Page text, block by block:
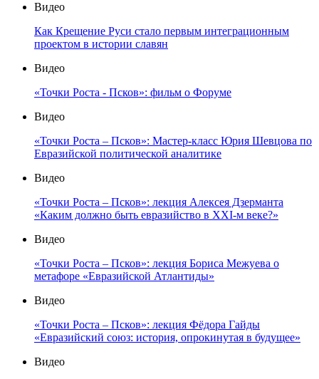
Видео
Как Крещение Руси стало первым интеграционным
проектом в истории славян
Видео
«Точки Роста - Псков»: фильм о Форуме
Видео
«Точки Роста – Псков»: Мастер-класс Юрия Шевцова по
Евразийской политической аналитике
Видео
«Точки Роста – Псков»: лекция Алексея Дзерманта
«Каким должно быть евразийство в XXI-м веке?»
Видео
«Точки Роста – Псков»: лекция Бориса Межуева о
метафоре «Евразийской Атлантиды»
Видео
«Точки Роста – Псков»: лекция Фёдора Гайды
«Евразийский союз: история, опрокинутая в будущее»
Видео